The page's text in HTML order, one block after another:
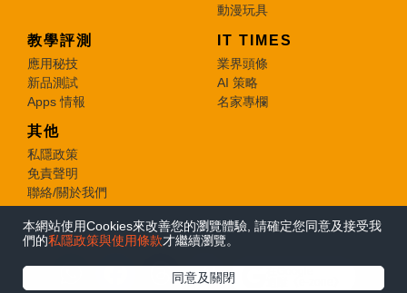
本網站使用Cookies來改善您的瀏覽體驗, 請確定您同意及接受我
們的私隱政策與使用條款才繼續瀏覽。
同意及關閉
動漫玩具
教學評測
應用秘技
新品測試
Apps 情報
IT TIMES
業界頭條
AI 策略
名家專欄
其他
私隱政策
免責聲明
聯絡/關於我們
© 2026 e-zone. All Rights Reserved.